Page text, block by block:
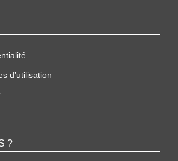
d’utilisation
?